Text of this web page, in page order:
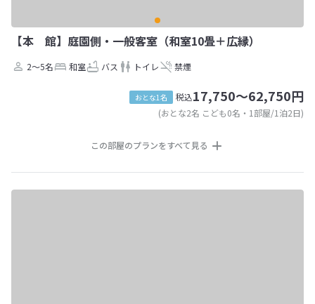
【本 館】庭園側・一般客室（和室10畳＋広縁）
2～5名 和室 バス トイレ 禁煙
おとな1名 税込17,750～62,750円
(おとな2名 こども0名・1部屋/1泊2日)
この部屋のプランをすべて見る